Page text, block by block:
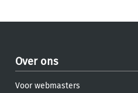
Over ons
Voor webmasters